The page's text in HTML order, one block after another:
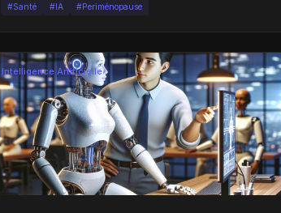
#Santé #IA #Periménopause
Intelligence Artificielle